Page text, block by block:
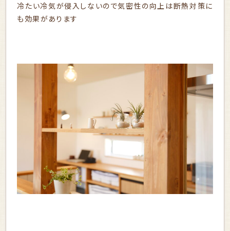
冷たい冷気が侵入しないので気密性の向上は断熱対策に
も効果があります